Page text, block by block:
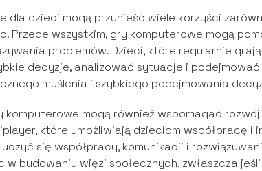
dla dzieci mogą przynieść wiele korzyści
Przede wszystkim, gry komputerowe mogą
problemów. Dzieci, które regularnie
decyzje, analizować sytuacje i podejmować
myślenia i szybkiego podejmowania
komputerowe mogą również wspomagać
które umożliwiają dzieciom współpracę i
się współpracy, komunikacji i
w budowaniu więzi społecznych, zwłaszcza